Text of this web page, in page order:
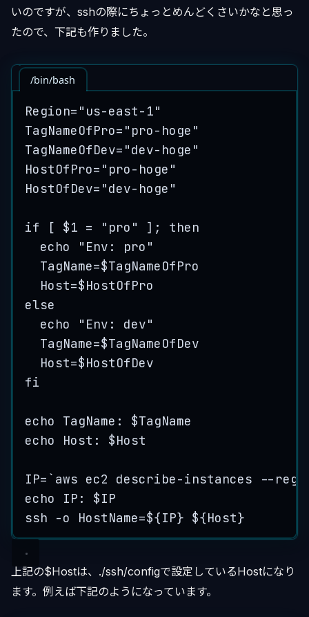
いのですが、sshの際にちょっとめんどくさいかなと思っ
たので、下記も作りました。
/bin/bash
Region= " us-east-1"
TagNameOfPro= " pro-hoge "
TagNameOfDev= "dev-hoge "
HostOfPro= " pro-hoge "
HostOfDev= "dev-hoge "
if [ $1 = " pro " ]; then
echo
" Env: pro "
TagName=$TagNameOfPro
Host=$HostOfPro
else
echo
" Env: dev"
TagName=$TagNameOfDev
Host=$HostOfDev
fi
echo TagName:
$TagName
echo
Host: $Host
IP= ` aws ec2 describe-instances
--
echo
IP:
$IP
ssh
-o HostName=${IP} ${Host}
上記の$Hostは、./ssh/configで設定しているHostになり
ます。例えば下記のようになっています。